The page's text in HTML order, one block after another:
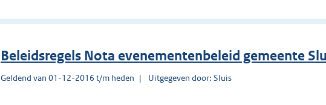
Beleidsregels Nota evenementenbeleid gemeente
Geldend van 01-12-2016 t/m heden Uitgegeven door: Sluis